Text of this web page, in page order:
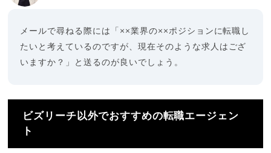
メールで尋ねる際には「××業界の××ポジションに転職し
たいと考えているのですが、現在そのような求人はござ
いますか？」と送るのが良いでしょう。
ビズリーチ以外でおすすめの転職エージェン
ト